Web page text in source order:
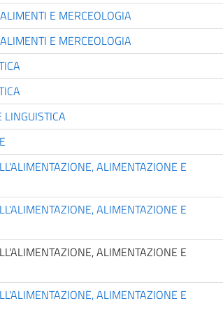
E MERCEOLOGIA
E MERCEOLOGIA
ALIMENTAZIONE E
ALIMENTAZIONE E
ALIMENTAZIONE E
ALIMENTAZIONE E